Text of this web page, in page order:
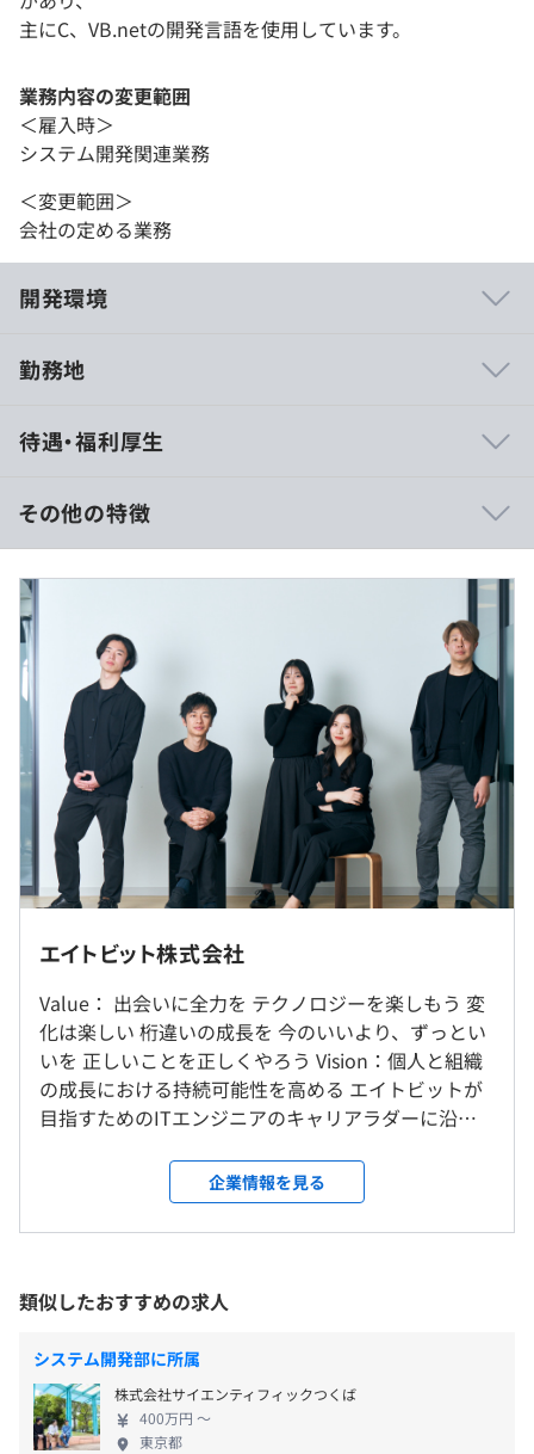
主にC、VB.netの開発言語を使用しています。
業務内容の変更範囲
＜雇入時＞
システム開発関連業務
＜変更範囲＞
会社の定める業務
開発環境
でプロジェクトを進める案件が多いので、次第にチームの
特長。みんな信頼しあって仕事ができる環境です。
プロジェクトごとに選択
毎年4月に昇給査定をさせていただき、年1回の昇給がご
ざいます。
全社で約600名の規模で94%の人材がエンジニアとなって
います。
2～3名でのチーム配属が多いですが、中には5名以上の大
きなプロジェクトや1名でのプロジェクト参画の可能性も
勤務地
※プロジェクト配属先によってことなる（原則福岡市内）
※大阪支社：大阪府大阪市北区梅田1-1-3 大阪駅前第3ビ
ル14F
プロジェクト配属先によってことなる(大阪・京都・奈
良・兵庫)
※横浜支社：神奈川県横浜市神奈川区鶴屋町２丁目２３
−２ TSプラザビル５F
ご希望をお伝えください。
＜雇入時＞
福岡エリアのプロジェクト先、および自宅
＜変更範囲＞
会社の定める場所（テレワークを行う場所を含む）
待遇・福利厚生
月給 30万円 〜 45万円
≪固定残業代採用≫
① 基本給 259,459円～（②の手当を除く額）
② 時間外手当（時間外労働の有無に関わらず、20時間分
の時間外手当として40,541円～を支給）
③ 20時間を超える時間外労働分についての割増賃金は追
加で支給
④ 年収 360万円～540万円
9:00～18：00 休憩時間：60分
上記は弊社就業規則によるものです。プロジェクト先によ
り就業時間は異なります。プロジェクト配属時は配属先に
準じます。
平均残業時間：平均8時間／月
年間休日120日以上
暇、年末年始休暇、産休・育休休暇・介護休暇
その他の特徴
エイトビット株式会社
Value： 出会いに全力を テクノロジーを楽しもう 変
化は楽しい 桁違いの成長を 今のいいより、ずっとい
いを 正しいことを正しくやろう Vision：個人と組織
の成長における持続可能性を高める エイトビットが
目指すためのITエンジニアのキャリアラダーに沿っ
形成しながらプロフェッショナルを育てる環境があ
る 自社教育の強みを生かした継続的リスキル環境を
作ることで、組織の成長も促す 社名の由来 bitはコン
り、8bitは1byteと桁が変わる事から、 「ひとりでは
できないことも、仲間が集まることで桁違いの成長
ができる」そんな意味が込められている
企業情報を見る
類似したおすすめの求人
システム開発部に所属
株式会社サイエンティフィックつくば
400万円 〜
東京都